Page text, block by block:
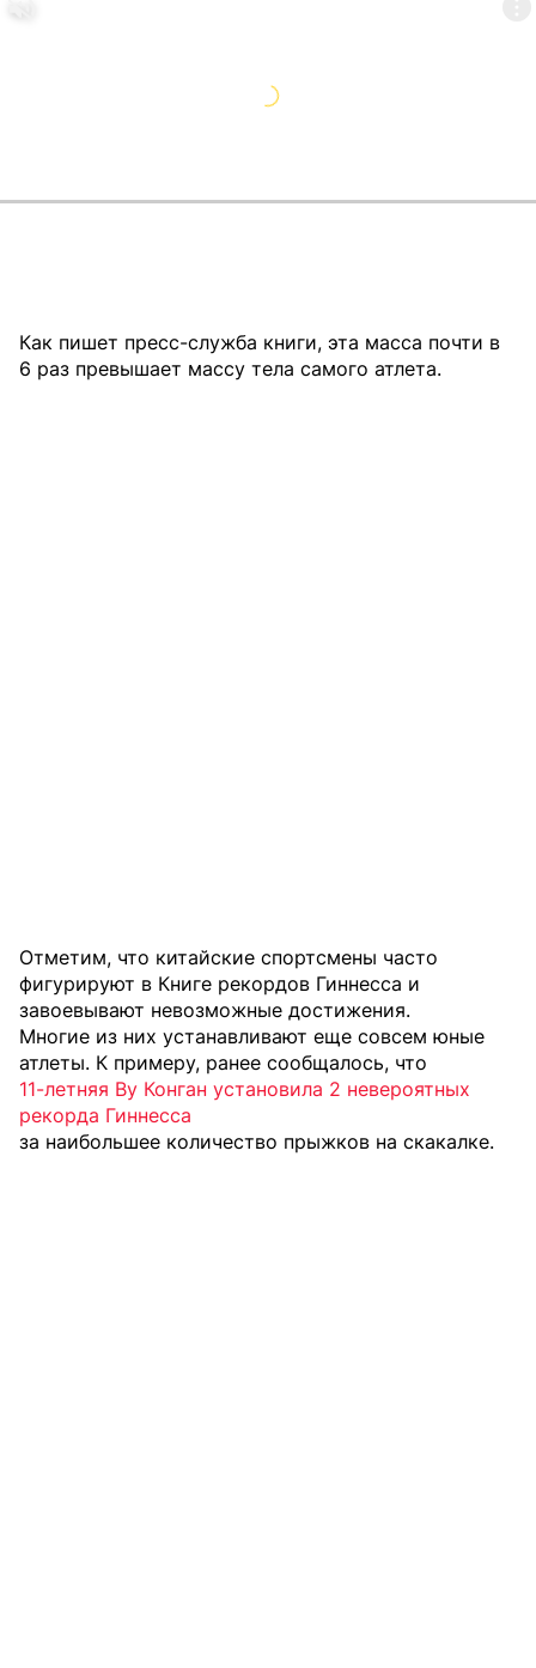
Как пишет пресс-служба книги, эта масса почти в
6 раз превышает массу тела самого атлета.
Отметим, что китайские спортсмены часто
фигурируют в Книге рекордов Гиннесса и
завоевывают невозможные достижения.
Многие из них устанавливают еще совсем юные
атлеты. К примеру, ранее сообщалось, что
11-летняя Ву Конган установила 2 невероятных
рекорда Гиннесса
за наибольшее количество прыжков на скакалке.